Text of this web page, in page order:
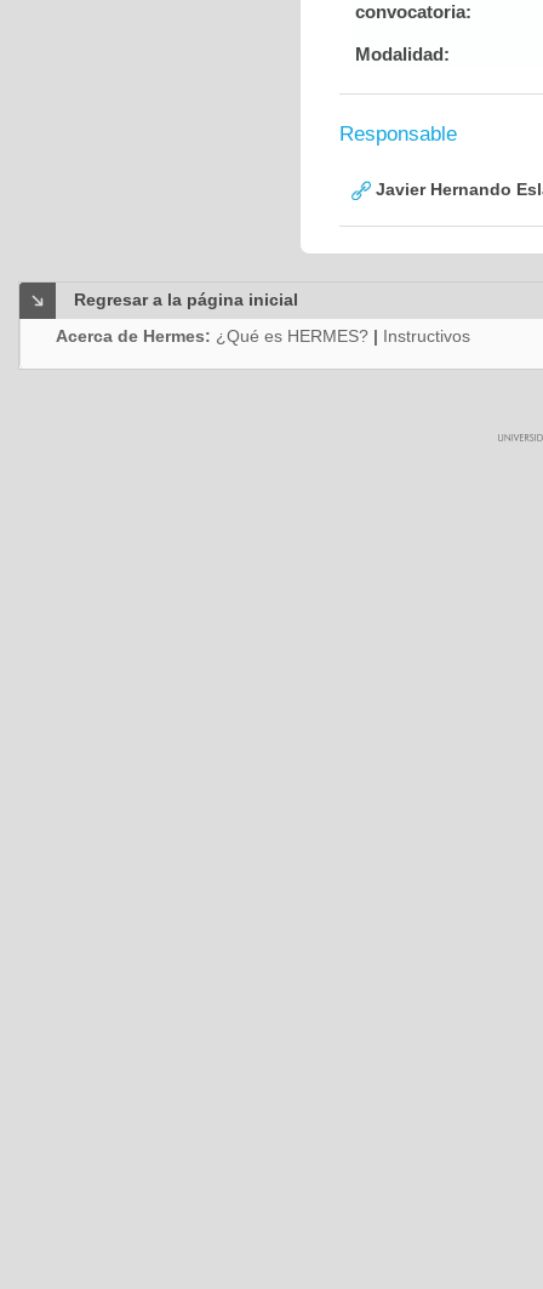
convocatoria:
Modalidad:
Responsable
Javier Hernando
Regresar a la página inicial
Acerca de Hermes: ¿Qué es HERMES? | Instructivos